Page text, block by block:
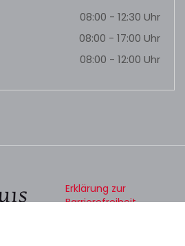
08:00 - 12:30 Uhr
08:00 - 17:00 Uhr
08:00 - 12:00 Uhr
Erklärung zur
Barrierefreiheit